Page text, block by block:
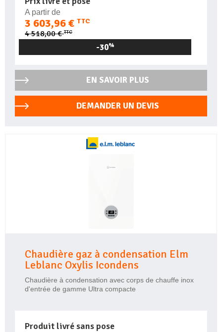
A partir de
3 603,96 € TTC
4 518,00 €TTC
-30%
EN SAVOIR PLUS
DEMANDER UN DEVIS
Chaudière gaz à condensation Elm
Leblanc Oxylis Icondens
Chaudière à condensation avec corps de chauffe inox
d'entrée de gamme Ultra compacte
Produit livré sans pose